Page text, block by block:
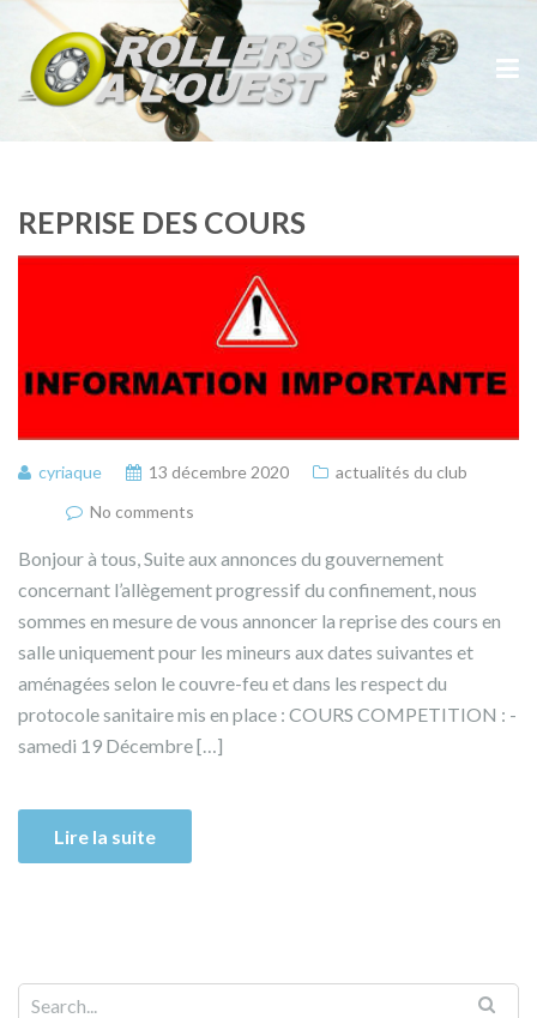
REPRISE DES COURS
cyriaque 13 décembre 2020
actualités du club
No comments
Bonjour à tous, Suite aux annonces du gouvernement
concernant l’allègement progressif du confinement, nous
sommes en mesure de vous annoncer la reprise des cours en
salle uniquement pour les mineurs aux dates suivantes et
aménagées selon le couvre-feu et dans les respect du
protocole sanitaire mis en place : COURS COMPETITION : -
samedi 19 Décembre […]
Lire la suite